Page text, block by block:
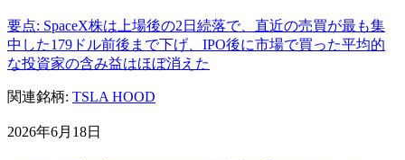
要点: SpaceX株は上場後の2日続落で、直近の売買が最も集
中した179ドル前後まで下げ、IPO後に市場で買った平均的
な投資家の含み益はほぼ消えた
関連銘柄: TSLA HOOD
2026年6月18日